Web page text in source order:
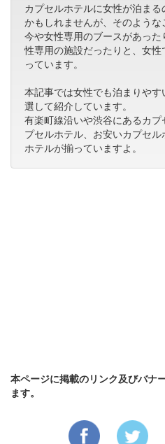
カプセルホテルに女性が泊ま
かもしれませんが、そのような
今や女性専用のブースがあっ
性専用の施設だったりと、女
っています。
本記事では女性でも泊まりや
選して紹介しています。
有楽町線沿いや渋谷にあるカ
プセルホテル、お安いカプセ
ホテルが揃っていますよ。
本ページに掲載のリンク及びバナ
ます。